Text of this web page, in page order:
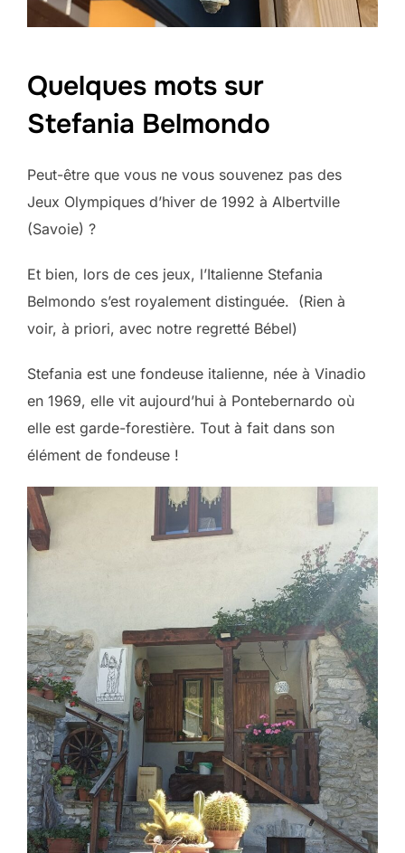
Quelques mots sur
Stefania Belmondo
Peut-être que vous ne vous souvenez pas des
Jeux Olympiques d’hiver de 1992 à Albertville
(Savoie) ?
Et bien, lors de ces jeux, l’Italienne Stefania
Belmondo s’est royalement distinguée. (Rien à
voir, à priori, avec notre regretté Bébel)
Stefania est une fondeuse italienne, née à Vinadio
en 1969, elle vit aujourd’hui à Pontebernardo où
elle est garde-forestière. Tout à fait dans son
élément de fondeuse !